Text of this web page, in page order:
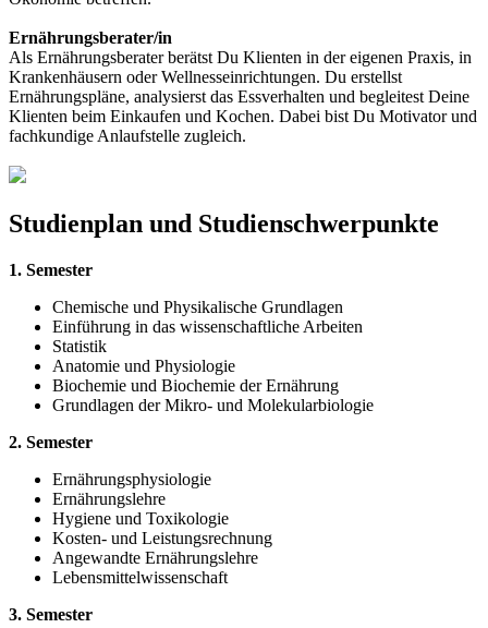
Ernährungsberater/in
Als Ernährungsberater berätst Du Klienten in der eigenen Praxis, in
Krankenhäusern oder Wellnesseinrichtungen. Du erstellst
Ernährungspläne, analysierst das Essverhalten und begleitest Deine
Klienten beim Einkaufen und Kochen. Dabei bist Du Motivator und
fachkundige Anlaufstelle zugleich.
Studienplan und Studienschwerpunkte
1. Semester
Chemische und Physikalische Grundlagen
Einführung in das wissenschaftliche Arbeiten
Statistik
Anatomie und Physiologie
Biochemie und Biochemie der Ernährung
Grundlagen der Mikro- und Molekularbiologie
2. Semester
Ernährungsphysiologie
Ernährungslehre
Hygiene und Toxikologie
Kosten- und Leistungsrechnung
Angewandte Ernährungslehre
Lebensmittelwissenschaft
3. Semester